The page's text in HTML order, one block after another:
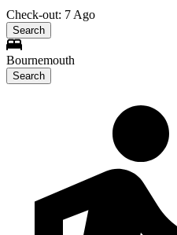
Check-out: 7 Ago
Search
Bournemouth
Search